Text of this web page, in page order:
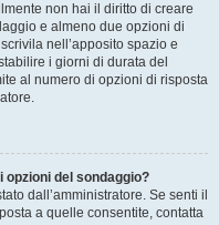
non hai il diritto di creare
e almeno due opzioni di
nell’apposito spazio e
i giorni di durata del
al numero di opzioni di risposta
opzioni del sondaggio?
dall’amministratore. Se senti il
a quelle consentite, contatta